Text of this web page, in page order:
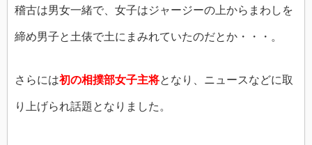
稽古は男女一緒で、女子はジャージーの上からまわしを
締め男子と土俵で土にまみれていたのだとか・・・。
さらには初の相撲部女子主将となり、ニュースなどに取
り上げられ話題となりました。